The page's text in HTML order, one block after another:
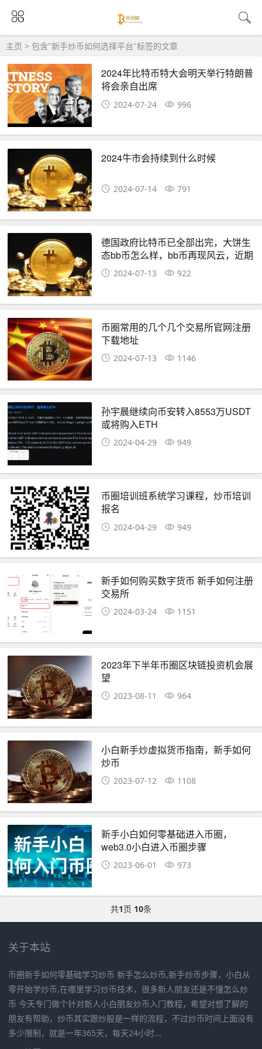
主页 > 包含"新手炒币如何选择平台"标签的文章
2024年比特币特大会明天举行特朗普
将会亲自出席
2024-07-24 996
2024牛市会持续到什么时候
2024-07-14 791
德国政府比特币已全部出完，大饼生
态bb币怎么样，bb币再现风云，近期
还会涨多少，bb最新消息,币圈小白
如何投资，币圈生存指南财富交流群
2024-07-13 922
币圈常用的几个几个交易所官网注册
下载地址
2024-07-13 1146
孙宇晨继续向币安转入8553万USDT
或将购入ETH
2024-04-29 949
币圈培训班系统学习课程，炒币培训
报名
2024-04-29 949
新手如何购买数字货币 新手如何注册
交易所
2024-03-24 1151
2023年下半年币圈区块链投资机会展
望
2023-08-11 964
小白新手炒虚拟货币指南，新手如何
炒币
2023-07-12 1108
新手小白如何零基础进入币圈，
web3.0小白进入币圈步骤
2023-06-01 973
共1页 10条
关于本站
币圈新手如何零基础学习炒币 新手怎么炒币,新手炒币步骤，小白从
零开始学炒币,在哪里学习炒币技术，很多新人朋友还是不懂怎么炒
币 今天专门做个针对新人小白朋友炒币入门教程，希望对想了解的
朋友有帮助，炒币其实跟炒股是一样的流程，不过炒币时间上面没有
多少限制，就是一年365天，每天24小时...